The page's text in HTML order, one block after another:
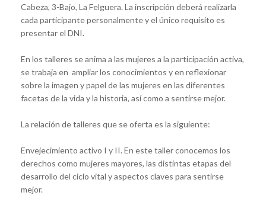
Cabeza, 3-Bajo, La Felguera. La inscripción deberá realizarla
cada participante personalmente y el único requisito es
presentar el DNI.
En los talleres se anima a las mujeres a la participación activa,
se trabaja en ampliar los conocimientos y en reflexionar
sobre la imagen y papel de las mujeres en las diferentes
facetas de la vida y la historia, así como a sentirse mejor.
La relación de talleres que se oferta es la siguiente:
Envejecimiento activo I y II. En este taller conocemos los
derechos como mujeres mayores, las distintas etapas del
desarrollo del ciclo vital y aspectos claves para sentirse
mejor.